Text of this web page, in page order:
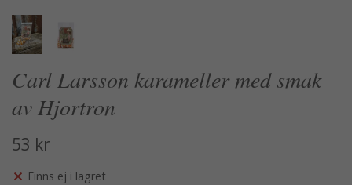
Carl Larsson karameller med smak
av Hjortron
53 kr
Finns ej i lagret